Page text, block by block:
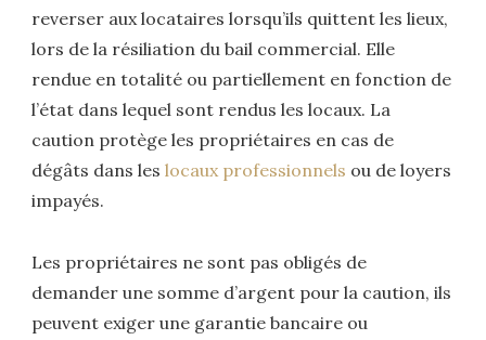
reverser aux locataires lorsqu’ils quittent les lieux,
lors de la résiliation du bail commercial. Elle
rendue en totalité ou partiellement en fonction de
l’état dans lequel sont rendus les locaux. La
caution protège les propriétaires en cas de
dégâts dans leslocaux professionnels ou de loyers
impayés.
Les propriétaires ne sont pas obligés de
demander une somme d’argent pour la caution, ils
peuvent exiger une garantie bancaire ou